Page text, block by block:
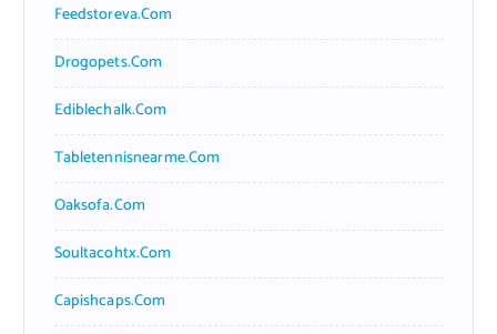
Feedstoreva.com
Drogopets.com
Ediblechalk.com
Tabletennisnearme.com
Oaksofa.com
Soultacohtx.com
Capishcaps.com